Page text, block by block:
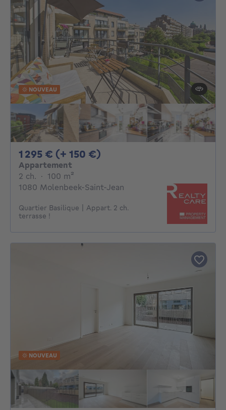
NOUVEAU
1 295 € (+ 150 €)
Appartement
2 ch. 2 chambres
· 100 m²
1080 Molenbeek-Saint-Jean
Quartier Basilique | Appart. 2 ch.
terrasse !
NOUVEAU